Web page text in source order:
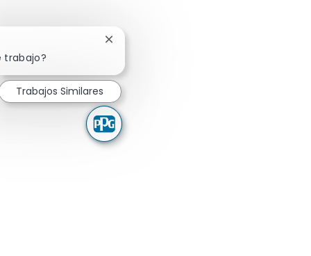
trabajo?
Cerrar notificación de chatbot
Trabajos Similares